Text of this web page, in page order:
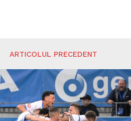
ARTICOLUL PRECEDENT